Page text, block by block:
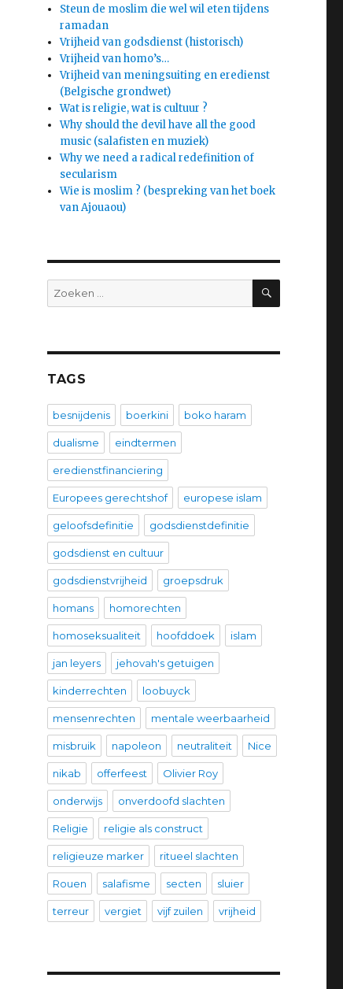
Steun de moslim die wel wil eten tijdens
ramadan
Vrijheid van godsdienst (historisch)
Vrijheid van homo’s…
Vrijheid van meningsuiting en eredienst
(Belgische grondwet)
Wat is religie, wat is cultuur ?
Why should the devil have all the good
music (salafisten en muziek)
Why we need a radical redefinition of
secularism
Wie is moslim ? (bespreking van het boek
van Ajouaou)
Zoeken
naar:
ZOEKEN
TAGS
besnijdenis boerkini boko haram
dualisme eindtermen
eredienstfinanciering
Europees gerechtshof europese islam
geloofsdefinitie godsdienstdefinitie
godsdienst en cultuur
godsdienstvrijheid groepsdruk
homans homorechten
homoseksualiteit hoofddoek islam
jan leyers jehovah's getuigen
kinderrechten loobuyck
mensenrechten mentale weerbaarheid
misbruik napoleon neutraliteit Nice
nikab offerfeest Olivier Roy
onderwijs onverdoofd slachten
Religie religie als construct
religieuze marker ritueel slachten
Rouen salafisme secten sluier
terreur vergiet vijf zuilen vrijheid